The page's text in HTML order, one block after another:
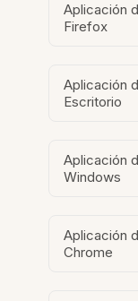
Aplicación
Firefox
Aplicación
Escritorio
Aplicación
Windows
Aplicación
Chrome